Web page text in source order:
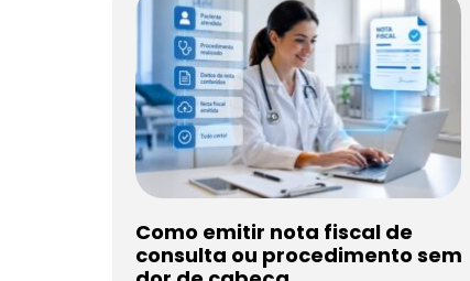
Como emitir nota fiscal de
consulta ou procedimento sem